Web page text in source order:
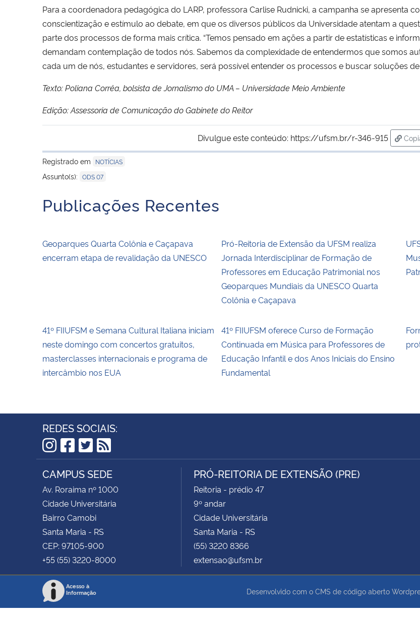
Para a coordenadora pedagógica do LARP, professora Carlise Rudnicki, a campanha se apresenta
conscientização e estímulo ao debate, em que os diversos públicos da Universidade atentam a
parte dos processos de forma mais crítica. “Temos pensado em ações a partir de estatísticas e
demandam contemplação de todos nós. Sabemos da complexidade de entendermos que somos
cada um de nós, estudantes e servidores, será possível entender os processos e buscar soluções de
Texto: Poliana Corrêa, bolsista de Jornalismo do UMA – Universidade Meio Ambiente
Edição: Assessoria de Comunicação do Gabinete do Reitor
Divulgue este conteúdo: https://ufsm.br/r-346-915
Registrado em
NOTÍCIAS
Assunto(s): ODS 07
Publicações Recentes
Geoparques Quarta Colônia e Caçapava
encerram etapa de revalidação da UNESCO
Pró-Reitoria de Extensão da UFSM realiza
Jornada Interdisciplinar de Formação de
Professores em Educação Patrimonial nos
Geoparques Mundiais da UNESCO Quarta
Colônia e Caçapava
41º FIIUFSM e Semana Cultural Italiana iniciam
neste domingo com concertos gratuitos,
masterclasses internacionais e programa de
intercâmbio nos EUA
41º FIIUFSM oferece Curso de Formação
Continuada em Música para Professores de
Educação Infantil e dos Anos Iniciais do Ensino
Fundamental
REDES SOCIAIS:
Instagram
Facebook
Twitter
RSS
CAMPUS SEDE
Av. Roraima nº 1000
Cidade Universitária
Bairro Camobi
Santa Maria - RS
CEP: 97105-900
+55 (55) 3220-8000
PRÓ-REITORIA DE EXTENSÃO (PRE)
Reitoria - prédio 47
9º andar
Cidade Universitária
Santa Maria - RS
(55) 3220 8366
extensao@ufsm.br
Acesso à
Informação
Desenvolvido com o CMS de código aberto